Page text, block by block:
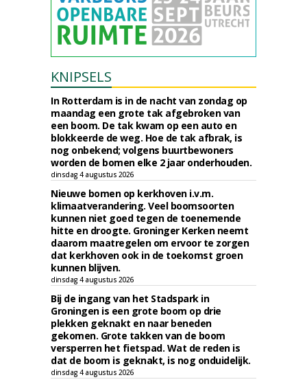
KNIPSELS
In Rotterdam is in de nacht van zondag op
maandag een grote tak afgebroken van
een boom. De tak kwam op een auto en
blokkeerde de weg. Hoe de tak afbrak, is
nog onbekend; volgens buurtbewoners
worden de bomen elke 2 jaar onderhouden.
dinsdag 4 augustus 2026
Nieuwe bomen op kerkhoven i.v.m.
klimaatverandering. Veel boomsoorten
kunnen niet goed tegen de toenemende
hitte en droogte. Groninger Kerken neemt
daarom maatregelen om ervoor te zorgen
dat kerkhoven ook in de toekomst groen
kunnen blijven.
dinsdag 4 augustus 2026
Bij de ingang van het Stadspark in
Groningen is een grote boom op drie
plekken geknakt en naar beneden
gekomen. Grote takken van de boom
versperren het fietspad. Wat de reden is
dat de boom is geknakt, is nog onduidelijk.
dinsdag 4 augustus 2026